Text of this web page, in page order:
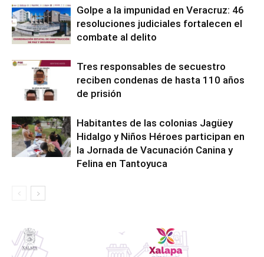
Golpe a la impunidad en Veracruz: 46
resoluciones judiciales fortalecen el
combate al delito
Tres responsables de secuestro
reciben condenas de hasta 110 años
de prisión
Habitantes de las colonias Jagüey
Hidalgo y Niños Héroes participan en
la Jornada de Vacunación Canina y
Felina en Tantoyuca